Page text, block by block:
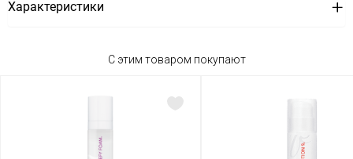
Характеристики
С этим товаром покупают